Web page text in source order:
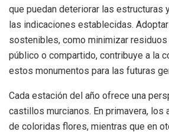
que puedan deteriorar las estructuras
las indicaciones establecidas.
sostenibles, como minimizar
público o compartido, contribuye a la
estos monumentos para las futuras
Cada estación del año ofrece una
castillos murcianos. En primavera, los
de coloridas flores, mientras que en